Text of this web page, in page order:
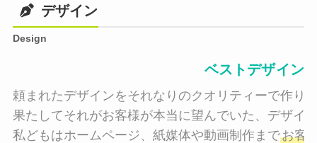
デザイン
Design
ベストデザイン
頼まれたデザインをそれなりのクオリティーで作り
果たしてそれがお客様が本当に望んでいた、デザイ
私どもはホームページ、紙媒体や動画制作までお客